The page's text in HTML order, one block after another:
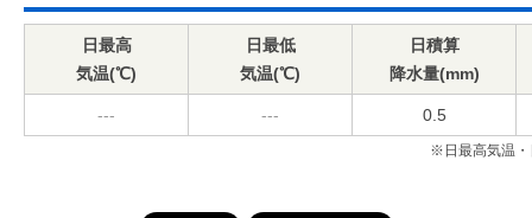
日最高
気温(℃)
日最低
気温(℃)
日積算
降水量(mm)
--- --- 0.5
※日最高気温・